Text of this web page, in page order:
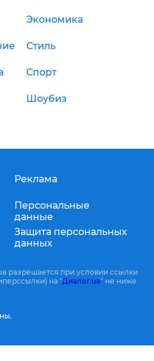
Экономика
Стиль
Спорт
Шоубиз
Реклама
Персональные
данные
Защита персональных
данных
разрешается при условии ссылки
на "Диалог.ua" не ниже